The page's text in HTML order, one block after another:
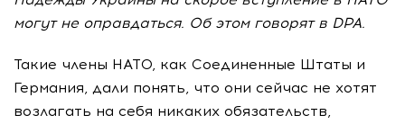
могут не оправдаться. Об этом говорят в DPA.
Такие члены НАТО, как Соединенные Штаты и
Германия, дали понять, что они сейчас не хотят
возлагать на себя никаких обязательств,